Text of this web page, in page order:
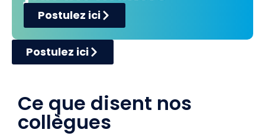
Postulez ici
Postulez ici
Ce que disent nos
collègues